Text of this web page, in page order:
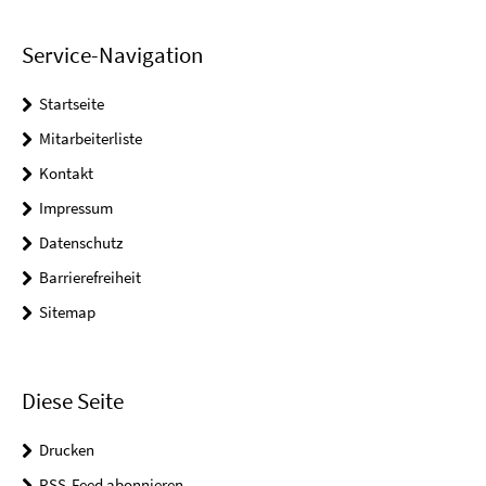
Service-Navigation
Startseite
Mitarbeiterliste
Kontakt
Impressum
Datenschutz
Barrierefreiheit
Sitemap
Diese Seite
Drucken